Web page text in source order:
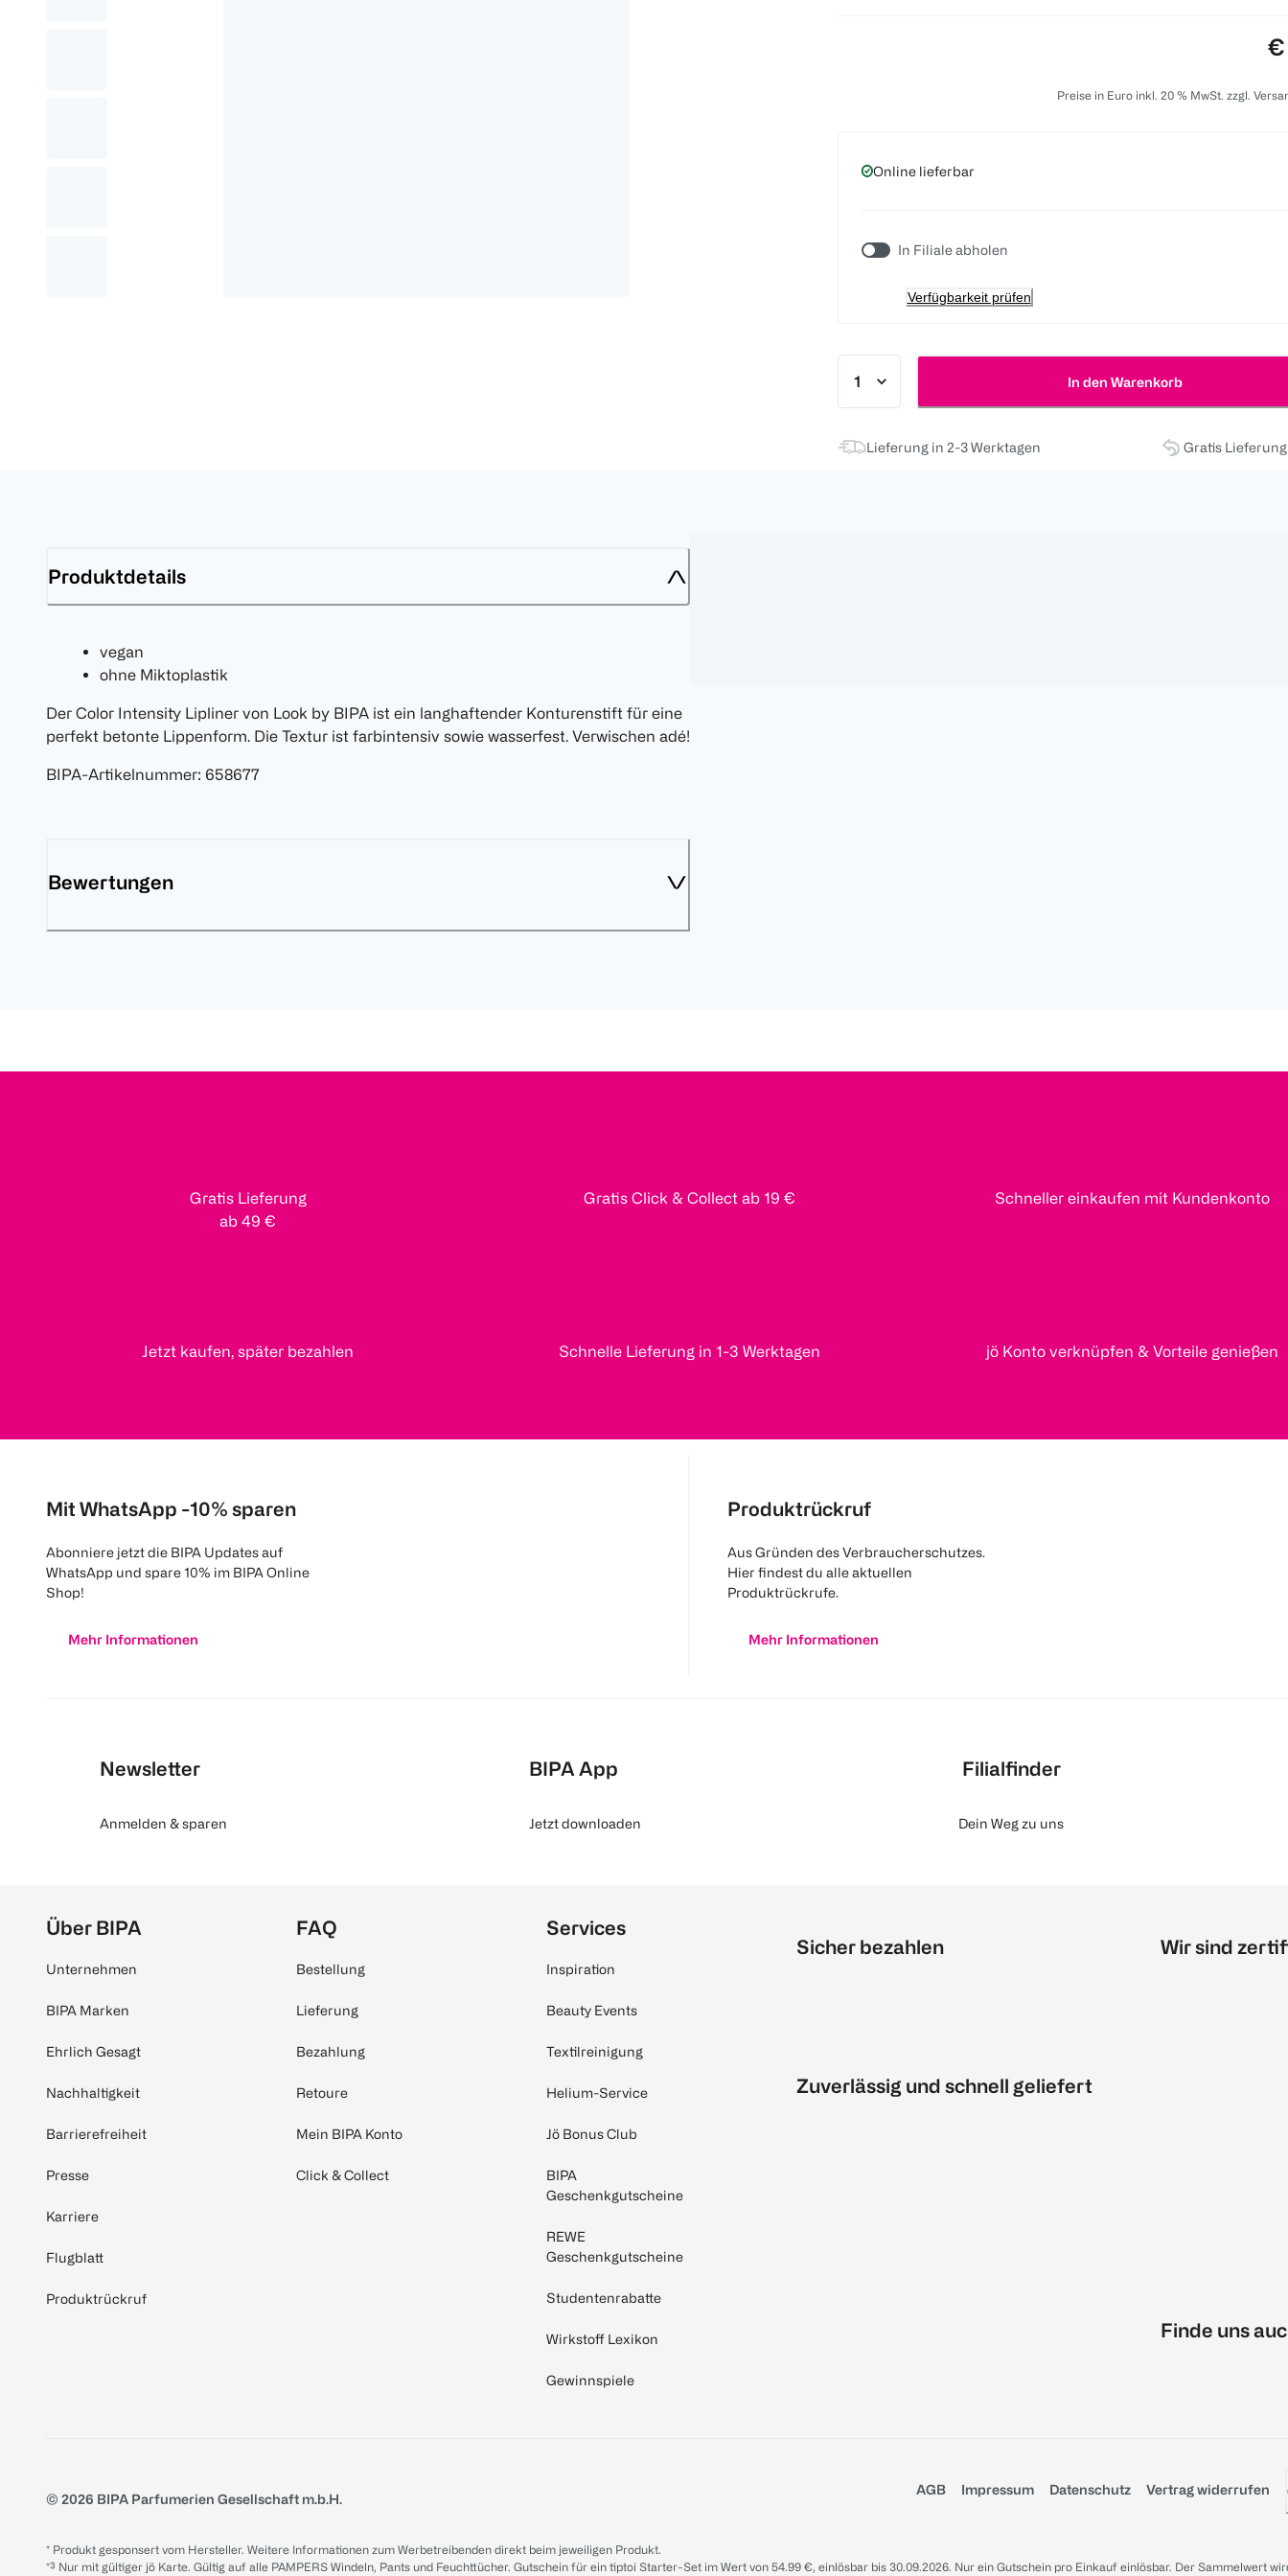
€
Preise in Euro inkl. 20 % MwSt. zzgl.
Online lieferbar
In Filiale abholen
Verfügbarkeit prüfen
In den Warenkorb
Lieferung in 2-3 Werktagen Gratis
Produktdetails
vegan
ohne Miktoplastik
Der Color Intensity Lipliner von Look by BIPA ist ein langhaftender Konturenstift für eine
perfekt betonte Lippenform. Die Textur ist farbintensiv sowie wasserfest. Verwischen adé!
BIPA-Artikelnummer: 658677
Bewertungen
Gratis Lieferung
ab 49 €
Gratis Click & Collect ab 19 € Schneller einkaufen mit Kundenkonto
Jetzt kaufen, später bezahlen Schnelle Lieferung in 1-3 Werktagen jö Konto verknüpfen & Vorteile genießen
Mit WhatsApp -10% sparen
Abonniere jetzt die BIPA Updates auf
WhatsApp und spare 10% im BIPA Online
Shop!
Mehr Informationen
Produktrückruf
Aus Gründen des Verbraucherschutzes.
Hier findest du alle aktuellen
Produktrückrufe.
Mehr Informationen
Newsletter
Anmelden & sparen
BIPA App
Jetzt downloaden
Filialfinder
Dein Weg zu uns
Über BIPA
Unternehmen
BIPA Marken
Ehrlich Gesagt
Nachhaltigkeit
Barrierefreiheit
Presse
Karriere
Flugblatt
Produktrückruf
FAQ
Bestellung
Lieferung
Bezahlung
Retoure
Mein BIPA Konto
Click & Collect
Services
Inspiration
Beauty Events
Textilreinigung
Helium-Service
Jö Bonus Club
BIPA
Geschenkgutscheine
REWE
Geschenkgutscheine
Studentenrabatte
Wirkstoff Lexikon
Gewinnspiele
Sicher bezahlen
Zuverlässig und schnell geliefert
Wir sind
Finde uns
© 2026 BIPA Parfumerien Gesellschaft m.b.H.
AGB Impressum Datenschutz Vertrag widerrufen
* Produkt gesponsert vom Hersteller. Weitere Informationen zum Werbetreibenden direkt beim jeweiligen Produkt.
*³ Nur mit gültiger jö Karte. Gültig auf alle PAMPERS Windeln, Pants und Feuchttücher. Gutschein für ein tiptoi Starter-Set im Wert von 54.99 €, einlösbar bis 30.09.2026. Nur ein Gutschein pro Einkauf einlösbar. Der Sammelwert